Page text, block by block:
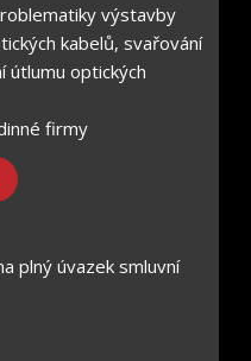
výstavby
kabelů, svařování
útlumu optických
firmy
plný úvazek smluvní